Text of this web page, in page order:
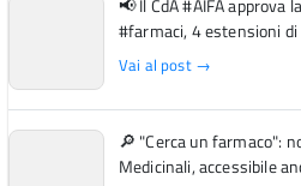
📢 Il CdA #AIFA approva
#farmaci, 4 estensioni
Vai al post →
🔎 "Cerca un farmaco":
Medicinali, accessibile